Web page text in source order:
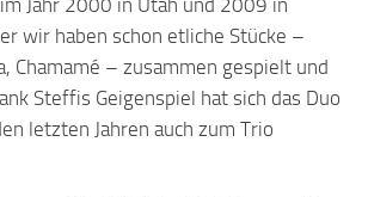
Jahr 2000 in Utah und 2009 in
wir haben schon etliche Stücke –
Chamamé – zusammen gespielt und
Steffis Geigenspiel hat sich das Duo
letzten Jahren auch zum Trio